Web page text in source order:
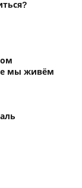
мы живём